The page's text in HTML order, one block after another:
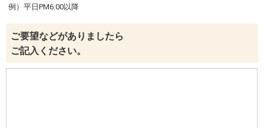
例）平日PM6:00以降
ご要望などがありましたら
ご記入ください。